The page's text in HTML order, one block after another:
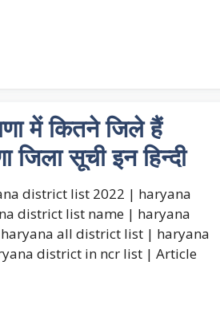
में कितने जिले हैं
सूची इन हिन्दी
district list 2022 | haryana
district list name | haryana
all district list | haryana
district in ncr list | Article